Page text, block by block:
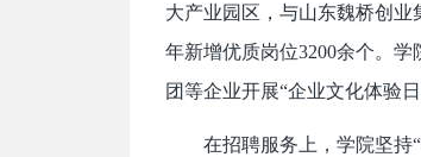
大产业园区，与山东魏桥创业
年新增优质岗位3200余个。
团等企业开展“企业文化体验
在招聘服务上，学院坚持